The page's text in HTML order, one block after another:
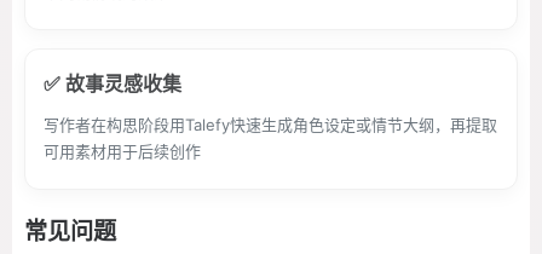
✅ 故事灵感收集
写作者在构思阶段用Talefy快速生成角色设定或情节大纲，再提取
可用素材用于后续创作
常见问题